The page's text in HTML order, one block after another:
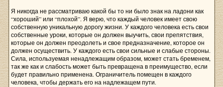
Я никогда не рассматриваю какой бы то ни было знак на ладони как
“хороший” или “плохой”. Я верю, что каждый человек имеет свою
собственную уникальную дорогу жизни. У каждого человека есть свои
собственные уроки, которые он должен выучить, свои препятствия,
которые он должен преодолеть и свое предназначение, которое он
должен осуществить. У каждого есть свои сильные и слабые стороны.
Сила, используемая ненадлежащим образом, может стать бременем,
так же как и слабость может быть превращена в преимущество, если
будет правильно применена. Ограничитель помещен в каждого
человека, чтобы держать его на надлежащем пути.